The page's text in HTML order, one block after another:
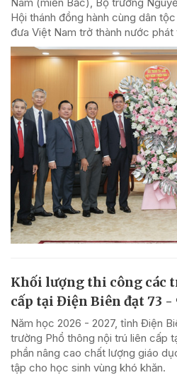
Hội thánh đồng hành cùng dân
đưa Việt Nam trở thành nước phát
Khối lượng thi công các
cấp tại Điện Biên đạt 73 -
Năm học 2026 - 2027, tỉnh Điện
trường Phổ thông nội trú liên cấp
phần nâng cao chất lượng giáo
tập cho học sinh vùng khó khăn.